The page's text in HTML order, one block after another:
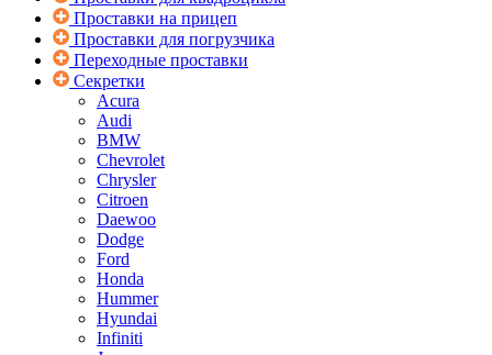
Проставки на прицеп
Проставки для погрузчика
Переходные проставки
Секретки
Acura
Audi
BMW
Chevrolet
Chrysler
Citroen
Daewoo
Dodge
Ford
Honda
Hummer
Hyundai
Infiniti